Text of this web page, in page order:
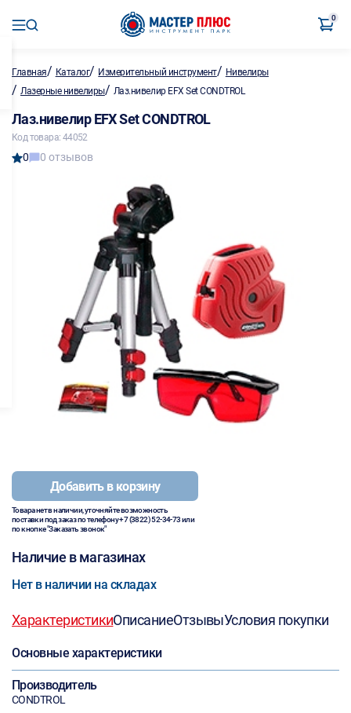
0
Главная/ Каталог/ Измерительный инструмент/ Нивелиры
/ Лазерные нивелиры/ Лаз.нивелир EFX Set CONDTROL
Лаз.нивелир EFX Set CONDTROL
Код товара: 44052
0 0 отзывов
Добавить в корзину
Товара нет в наличии, уточняйте возможность
поставки под заказ по телефону+7 (3822) 52-34-73или
по кнопке "Заказать звонок"
Наличие в магазинах
Нет в наличии на складах
ХарактеристикиОписаниеОтзывыУсловия покупки
Основные характеристики
Производитель
CONDTROL